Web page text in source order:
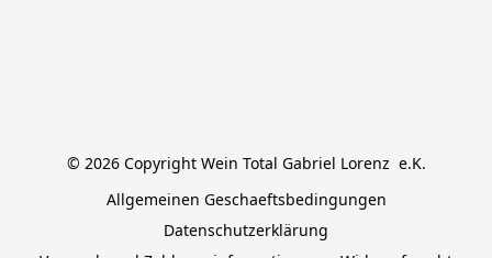
© 2026 Copyright Wein Total Gabriel Lorenz  e.K.
Allgemeinen Geschaeftsbedingungen
Datenschutzerklärung